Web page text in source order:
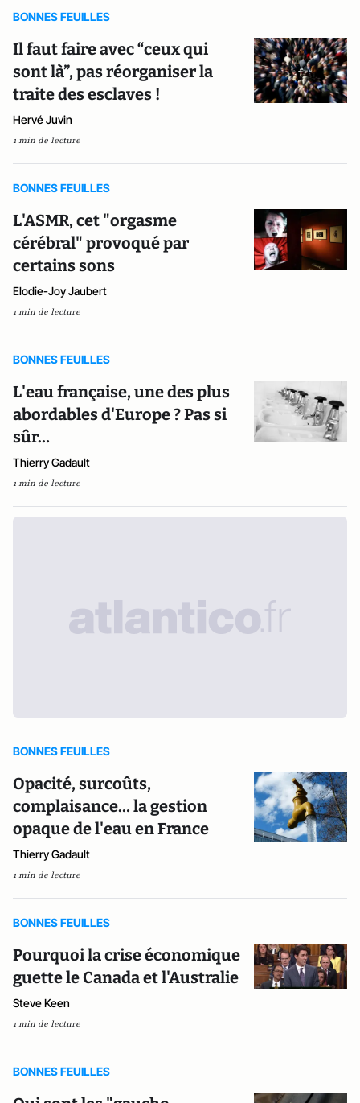
BONNES FEUILLES
Il faut faire avec “ceux qui
sont là”, pas réorganiser la
traite des esclaves !
Hervé Juvin
1 min de lecture
BONNES FEUILLES
L'ASMR, cet "orgasme
cérébral" provoqué par
certains sons
Elodie-Joy Jaubert
1 min de lecture
BONNES FEUILLES
L'eau française, une des plus
abordables d'Europe ? Pas si
sûr…
Thierry Gadault
1 min de lecture
BONNES FEUILLES
Opacité, surcoûts,
complaisance… la gestion
opaque de l'eau en France
Thierry Gadault
1 min de lecture
BONNES FEUILLES
Pourquoi la crise économique
guette le Canada et l'Australie
Steve Keen
1 min de lecture
BONNES FEUILLES